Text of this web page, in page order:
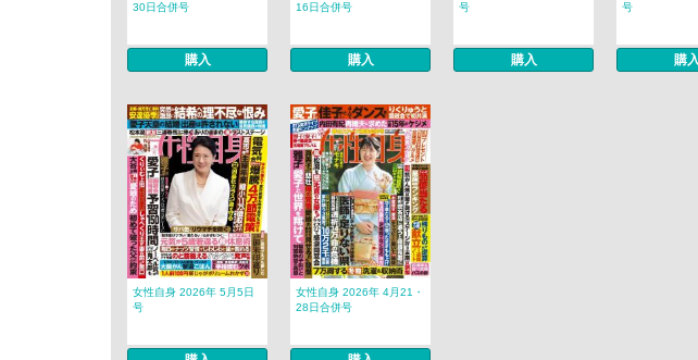
30日合併号
購入
16日合併号
購入
号
購入
号
購入
女性自身 2026年 5月5日
号
女性自身 2026年 4月21・
28日合併号